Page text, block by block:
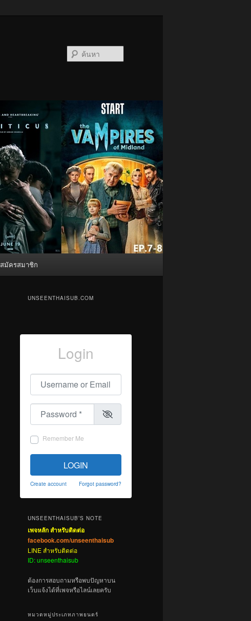
สมัครสมาชิก
UNSEENTHAISUB.COM
Login
Username or Email
Password
Remember Me
LOGIN
Create account Forgot password?
UNSEENTHAISUB’S NOTE
เพจหลัก สำหรับติดต่อ
facebook.com/unseenthaisub
LINE สำหรับติดต่อ
ID: unseenthaisub
ต้องการสอบถามหรือพบปัญหาบน
เว็บแจ้งได้ที่เพจหรือไลน์เลยครับ
หมวดหมู่ประเภทภาพยนตร์